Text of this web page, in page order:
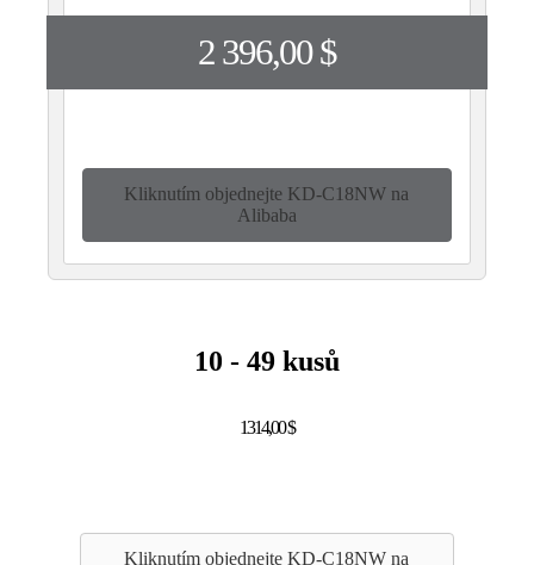
2 396,00 $
Kliknutím objednejte KD-C18NW na
Alibaba
10 - 49 kusů
1314,00 $
Kliknutím objednejte KD-C18NW na